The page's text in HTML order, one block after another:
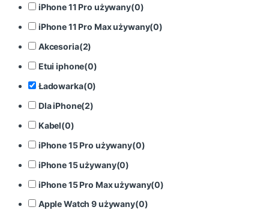
iPhone 11 Pro używany(0)
iPhone 11 Pro Max używany(0)
Akcesoria(2)
Etui iphone(0)
Ładowarka(0)
Dla iPhone(2)
Kabel(0)
iPhone 15 Pro używany(0)
iPhone 15 używany(0)
iPhone 15 Pro Max używany(0)
Apple Watch 9 używany(0)